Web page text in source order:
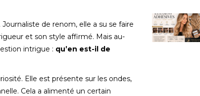
de renom, elle a su se faire
et son style affirmé. Mais au-
intrigue : qu’en est-il de
Elle est présente sur les ondes,
Cela a alimenté un certain